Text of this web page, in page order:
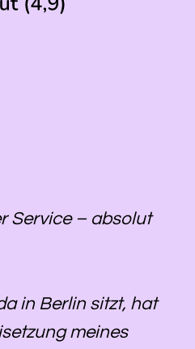
Service – absolut
in Berlin sitzt, hat
meines